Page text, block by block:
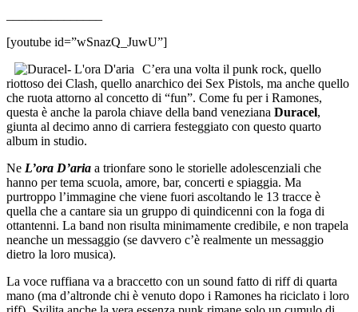
[youtube id=”wSnazQ_JuwU”]
C’era una volta il punk rock, quello
riottoso dei Clash, quello anarchico dei Sex Pistols, ma anche quello
che ruota attorno al concetto di “fun”. Come fu per i Ramones,
questa è anche la parola chiave della band veneziana Duracel,
giunta al decimo anno di carriera festeggiato con questo quarto
album in studio.
Ne L’ora D’aria a trionfare sono le storielle adolescenziali che
hanno per tema scuola, amore, bar, concerti e spiaggia. Ma
purtroppo l’immagine che viene fuori ascoltando le 13 tracce è
quella che a cantare sia un gruppo di quindicenni con la foga di
ottantenni. La band non risulta minimamente credibile, e non trapela
neanche un messaggio (se davvero c’è realmente un messaggio
dietro la loro musica).
La voce ruffiana va a braccetto con un sound fatto di riff di quarta
mano (ma d’altronde chi è venuto dopo i Ramones ha riciclato i loro